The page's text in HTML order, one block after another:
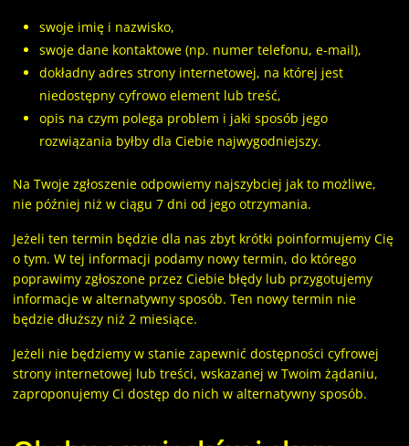
swoje imię i nazwisko,
swoje dane kontaktowe (np. numer telefonu, e-mail),
dokładny adres strony internetowej, na której jest
niedostępny cyfrowo element lub treść,
opis na czym polega problem i jaki sposób jego
rozwiązania byłby dla Ciebie najwygodniejszy.
Na Twoje zgłoszenie odpowiemy najszybciej jak to możliwe,
nie później niż w ciągu 7 dni od jego otrzymania.
Jeżeli ten termin będzie dla nas zbyt krótki poinformujemy Cię
o tym. W tej informacji podamy nowy termin, do którego
poprawimy zgłoszone przez Ciebie błędy lub przygotujemy
informacje w alternatywny sposób. Ten nowy termin nie
będzie dłuższy niż 2 miesiące.
Jeżeli nie będziemy w stanie zapewnić dostępności cyfrowej
strony internetowej lub treści, wskazanej w Twoim żądaniu,
zaproponujemy Ci dostęp do nich w alternatywny sposób.